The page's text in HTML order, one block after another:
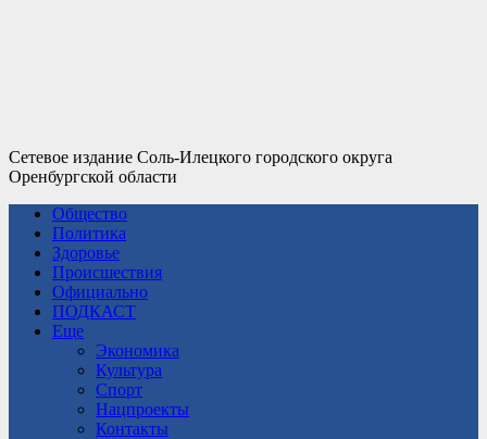
Сетевое издание Соль-Илецкого городского округа
Оренбургской области
Общество
Политика
Здоровье
Происшествия
Официально
ПОДКАСТ
Еще
Экономика
Культура
Спорт
Нацпроекты
Контакты